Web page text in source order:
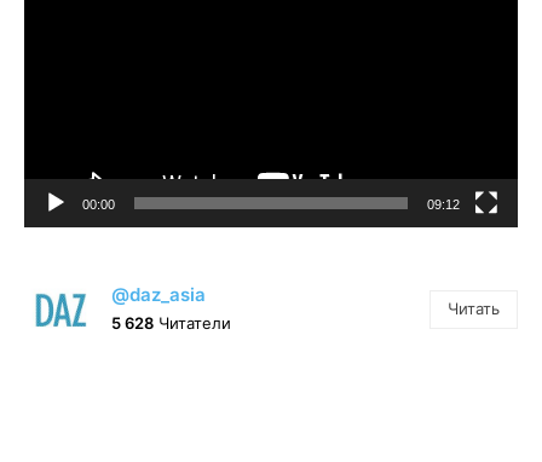
00:00 09:12
@daz_asia
5 628 Читатели
Читать